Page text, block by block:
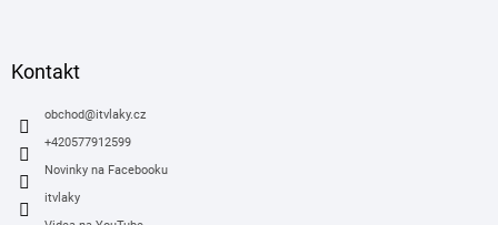
Kontakt
obchod@itvlaky.cz
+420577912599
Novinky na Facebooku
itvlaky